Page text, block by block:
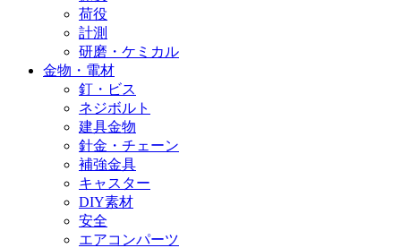
荷役
計測
研磨・ケミカル
金物・電材
釘・ビス
ネジボルト
建具金物
針金・チェーン
補強金具
キャスター
DIY素材
安全
エアコンパーツ